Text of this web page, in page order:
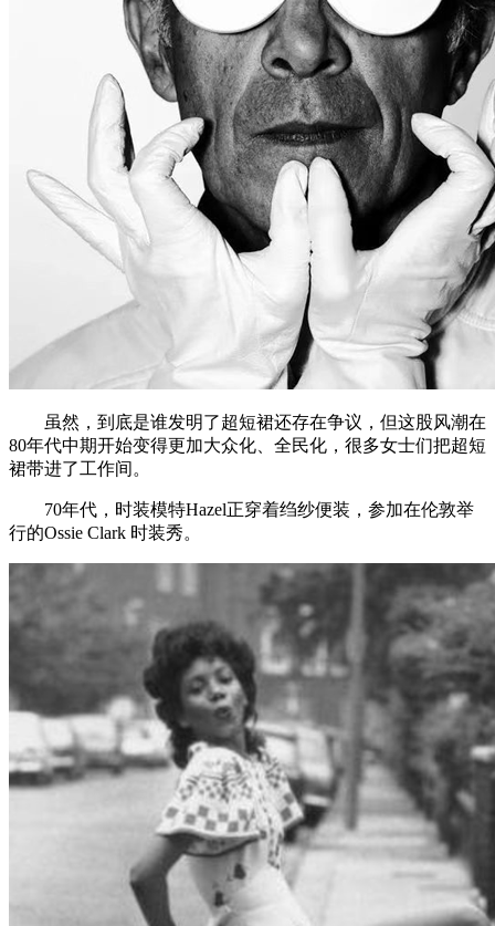
虽然，到底是谁发明了超短裙还存在争议，但这股风潮在
80年代中期开始变得更加大众化、全民化，很多女士们把超短
裙带进了工作间。
70年代，时装模特Hazel正穿着绉纱便装，参加在伦敦举
行的Ossie Clark 时装秀。